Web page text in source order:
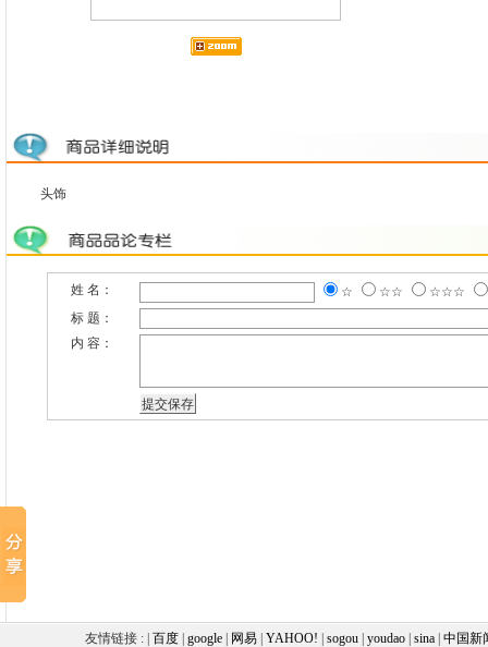
头饰
姓 名： ☆ ☆☆
☆☆☆
标 题：
内 容：
友情链接 : |百度 |google 网易 |YAHOO! |sogou |youdao |sina |中国新